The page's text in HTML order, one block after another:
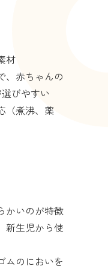
材
、赤ちゃんの
びやすい
（煮沸、薬
かいのが特徴
新生児から使
ムのにおいを